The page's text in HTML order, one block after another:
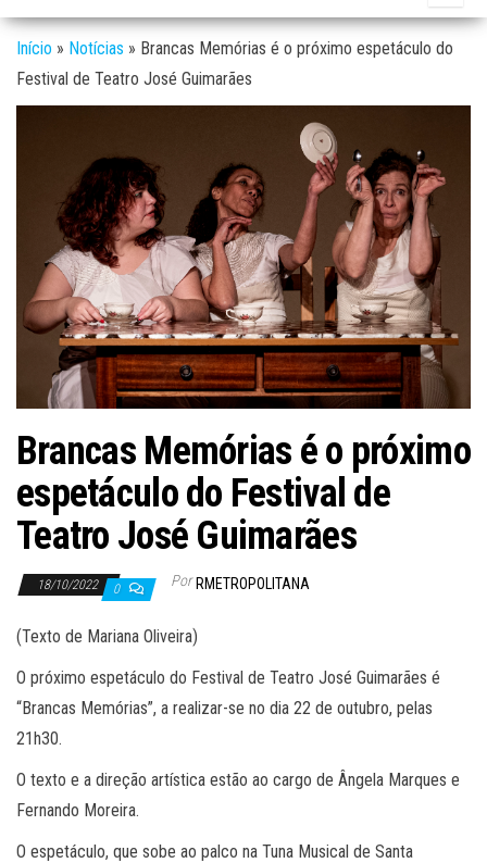
Início » Notícias » Brancas Memórias é o próximo espetáculo do
Festival de Teatro José Guimarães
Brancas Memórias é o próximo
espetáculo do Festival de
Teatro José Guimarães
18/10/2022 0 Por RMETROPOLITANA
(Texto de Mariana Oliveira)
O próximo espetáculo do Festival de Teatro José Guimarães é
“Brancas Memórias”, a realizar-se no dia 22 de outubro, pelas
21h30.
O texto e a direção artística estão ao cargo de Ângela Marques e
Fernando Moreira.
O espetáculo, que sobe ao palco na Tuna Musical de Santa